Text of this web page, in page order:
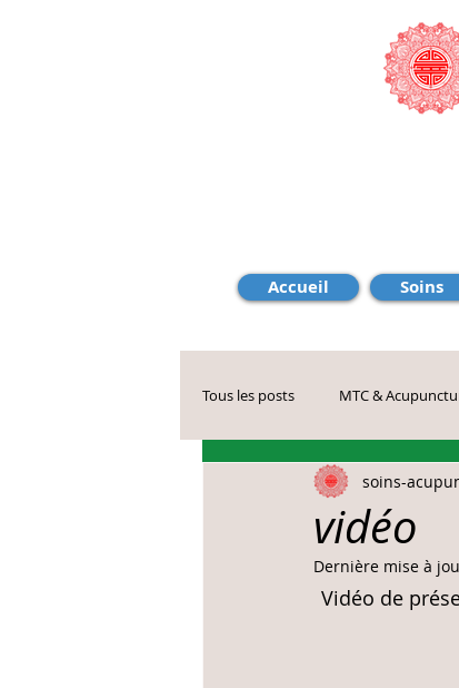
Accueil Soins
Tous les posts MTC &
vidéo
soins-
Dernière mise à
Vidéo de